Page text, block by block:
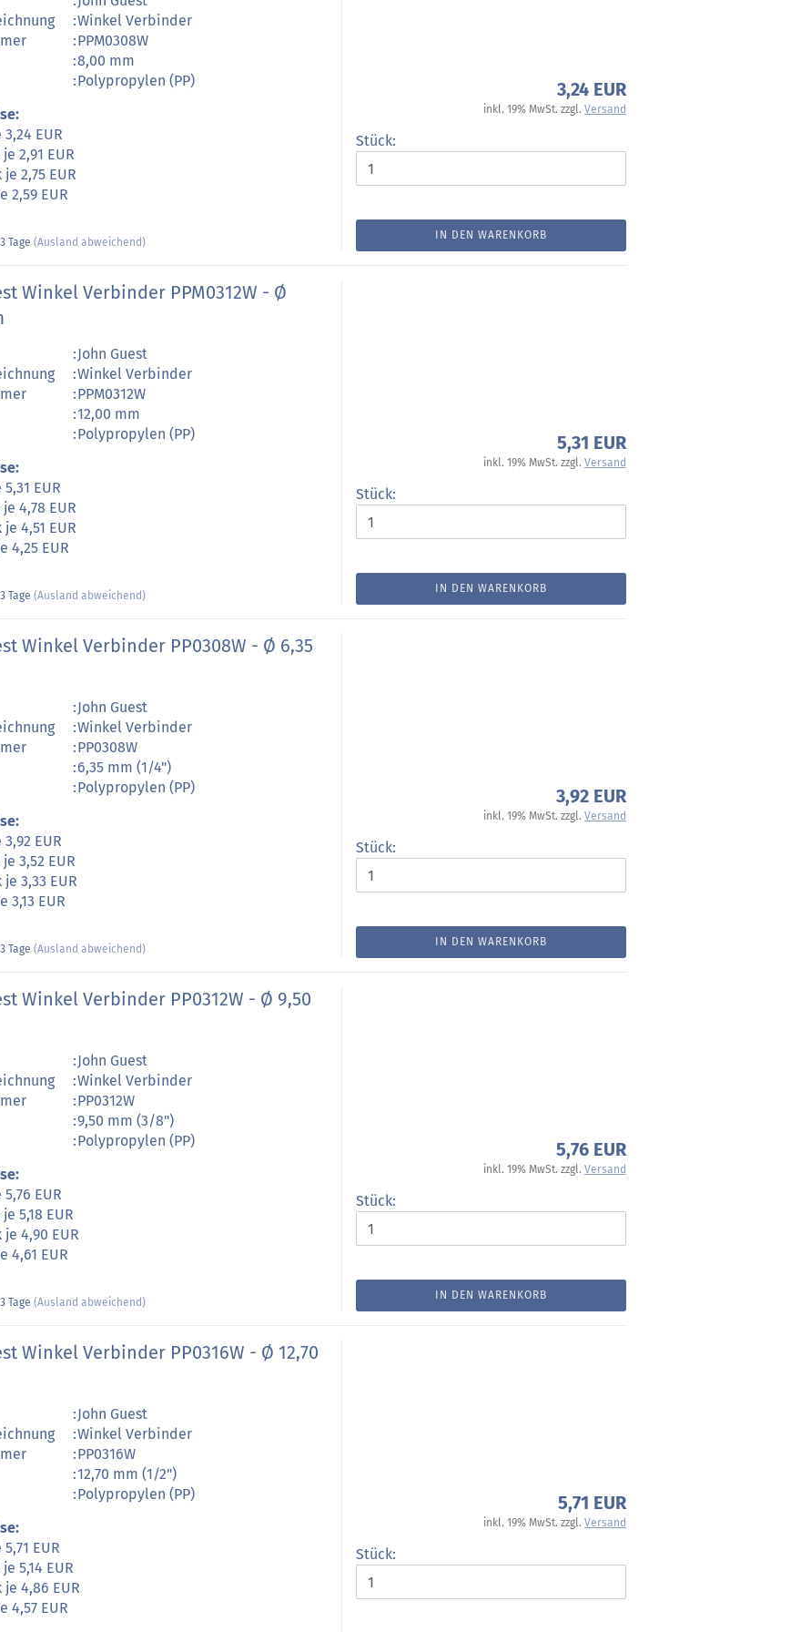
:Winkel Verbinder
:PPM0308W
:8,00 mm
:Polypropylen (PP)
EUR
2,91 EUR
2,75 EUR
2,59 EUR
Tage (Ausland abweichend)
3,24 EUR
inkl. 19% MwSt. zzgl. Versand
Stück:
IN DEN WARENKORB
Winkel Verbinder PPM0312W - Ø
:John Guest
:Winkel Verbinder
:PPM0312W
:12,00 mm
:Polypropylen (PP)
EUR
4,78 EUR
4,51 EUR
4,25 EUR
Tage (Ausland abweichend)
5,31 EUR
inkl. 19% MwSt. zzgl. Versand
Stück:
IN DEN WARENKORB
Winkel Verbinder PP0308W - Ø 6,35
:John Guest
:Winkel Verbinder
:PP0308W
:6,35 mm (1/4")
:Polypropylen (PP)
EUR
3,52 EUR
3,33 EUR
3,13 EUR
Tage (Ausland abweichend)
3,92 EUR
inkl. 19% MwSt. zzgl. Versand
Stück:
IN DEN WARENKORB
Winkel Verbinder PP0312W - Ø 9,50
:John Guest
:Winkel Verbinder
:PP0312W
:9,50 mm (3/8")
:Polypropylen (PP)
EUR
5,18 EUR
4,90 EUR
4,61 EUR
Tage (Ausland abweichend)
5,76 EUR
inkl. 19% MwSt. zzgl. Versand
Stück:
IN DEN WARENKORB
Winkel Verbinder PP0316W - Ø 12,70
:John Guest
:Winkel Verbinder
:PP0316W
:12,70 mm (1/2")
:Polypropylen (PP)
EUR
5,14 EUR
je 4,86 EUR
4,57 EUR
5,71 EUR
inkl. 19% MwSt. zzgl. Versand
Stück: